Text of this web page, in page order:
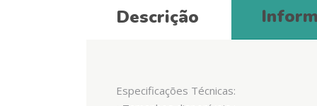
Descrição
Especificações Técnicas: